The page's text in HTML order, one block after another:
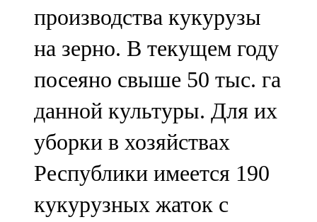
производства кукурузы
на зерно. В текущем году
посеяно свыше 50 тыс. га
данной культуры. Для их
уборки в хозяйствах
Республики имеется 190
кукурузных жаток с